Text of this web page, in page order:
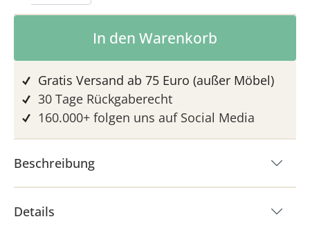
Produkt Anzahl: Gib den
In den Warenkorb
Gratis Versand ab 75 Euro (außer Möbel)
30 Tage Rückgaberecht
160.000+ folgen uns auf Social Media
Beschreibung
Details